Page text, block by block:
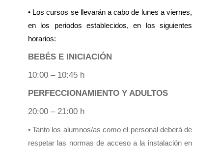
• Los cursos se llevarán a cabo de lunes a viernes,
en los periodos establecidos, en los siguientes
horarios:
BEBÉS E INICIACIÓN
10:00 – 10:45 h
PERFECCIONAMIENTO Y ADULTOS
20:00 – 21:00 h
• Tanto los alumnos/as como el personal deberá de
respetar las normas de acceso a la instalación en